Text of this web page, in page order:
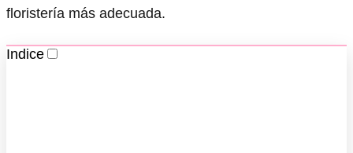
floristería más adecuada.
Indice